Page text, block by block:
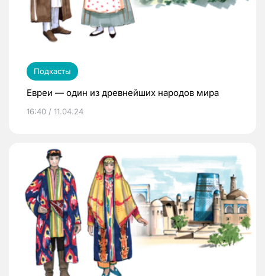
Подкасты
Евреи — один из древнейших народов мира
16:40 / 11.04.24